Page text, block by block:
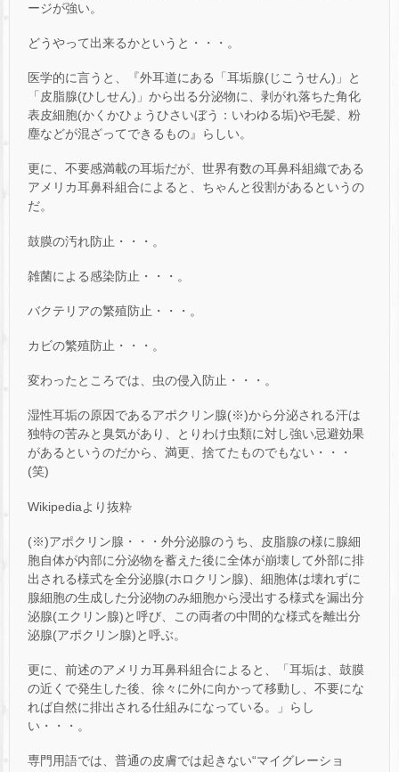
ージが強い。
どうやって出来るかというと・・・。
医学的に言うと、『外耳道にある「耳垢腺(じこうせん)」と
「皮脂腺(ひしせん)」から出る分泌物に、剥がれ落ちた角化
表皮細胞(かくかひょうひさいぼう：いわゆる垢)や毛髪、粉
塵などが混ざってできるもの』らしい。
更に、不要感満載の耳垢だが、世界有数の耳鼻科組織である
アメリカ耳鼻科組合によると、ちゃんと役割があるというの
だ。
鼓膜の汚れ防止・・・。
雑菌による感染防止・・・。
バクテリアの繁殖防止・・・。
カビの繁殖防止・・・。
変わったところでは、虫の侵入防止・・・。
湿性耳垢の原因であるアポクリン腺(※)から分泌される汗は
独特の苦みと臭気があり、とりわけ虫類に対し強い忌避効果
があるというのだから、満更、捨てたものでもない・・・
(笑)
Wikipediaより抜粋
(※)アポクリン腺・・・外分泌腺のうち、皮脂腺の様に腺細
胞自体が内部に分泌物を蓄えた後に全体が崩壊して外部に排
出される様式を全分泌腺(ホロクリン腺)、細胞体は壊れずに
腺細胞の生成した分泌物のみ細胞から浸出する様式を漏出分
泌腺(エクリン腺)と呼び、この両者の中間的な様式を離出分
泌腺(アポクリン腺)と呼ぶ。
更に、前述のアメリカ耳鼻科組合によると、「耳垢は、鼓膜
の近くで発生した後、徐々に外に向かって移動し、不要にな
れば自然に排出される仕組みになっている。」らし
い・・・。
専門用語では、普通の皮膚では起きない“マイグレーショ